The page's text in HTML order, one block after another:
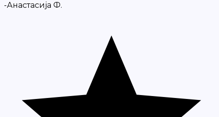
-Анастасија Ф.